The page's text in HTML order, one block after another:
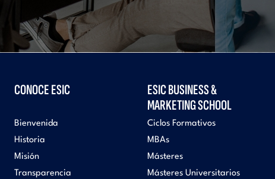
CONOCE ESIC
Bienvenida
Historia
Misión
Transparencia
ESIC BUSINESS &
MARKETING SCHOOL
Ciclos Formativos
MBAs
Másteres
Másteres Universitarios